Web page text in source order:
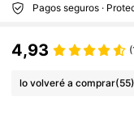
Pagos seguros ·
4,93
lo volveré a comprar(55)